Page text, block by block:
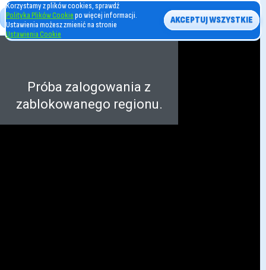
Korzystamy z plików cookies, sprawdź
Polityka Plików Cookiepo więcej informacji.
Ustawienia możesz zmienić na stronie
Ustawienia Cookie
AKCEPTUJ WSZYSTKIE